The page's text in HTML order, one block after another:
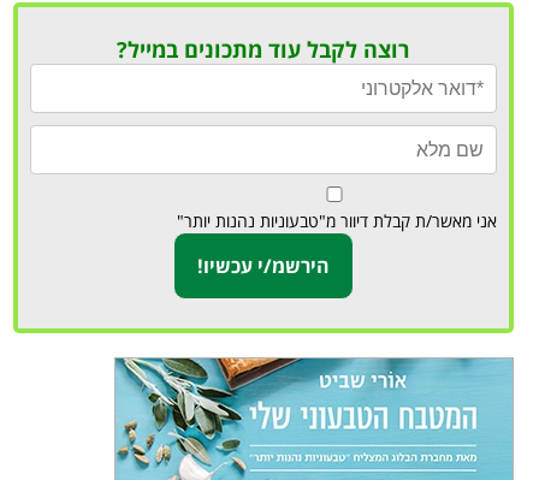
רוצה לקבל עוד מתכונים במייל?
אני מאשר/ת קבלת דיוור מ"טבעוניות נהנות יותר"